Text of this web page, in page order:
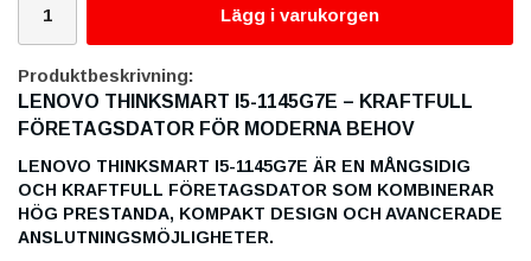
Lägg i varukorgen
Produktbeskrivning:
LENOVO THINKSMART I5-1145G7E – KRAFTFULL
FÖRETAGSDATOR FÖR MODERNA BEHOV
LENOVO THINKSMART I5-1145G7E ÄR EN MÅNGSIDIG
OCH KRAFTFULL FÖRETAGSDATOR SOM KOMBINERAR
HÖG PRESTANDA, KOMPAKT DESIGN OCH AVANCERADE
ANSLUTNINGSMÖJLIGHETER.